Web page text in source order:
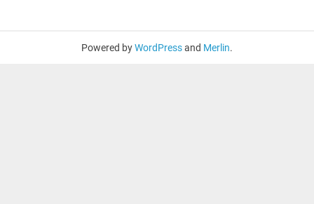
Powered byWordPressand Merlin.